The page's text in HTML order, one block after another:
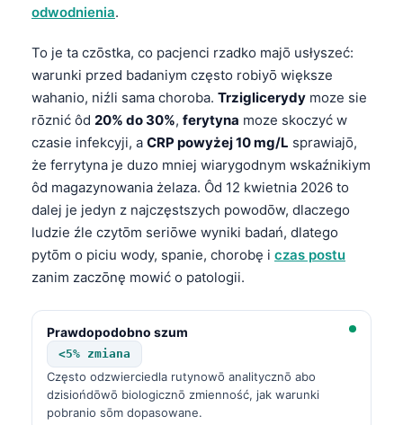
odwodnienia.
To je ta czōstka, co pacjenci rzadko majō usłyszeć:
warunki przed badaniym często robiyō większe
wahanio, niźli sama choroba. Trziglicerydy moze sie
rōznić ôd 20% do 30%, ferytyna moze skoczyć w
czasie infekcyji, a CRP powyżej 10 mg/L sprawiajō,
że ferrytyna je duzo mniej wiarygodnym wskaźnikiym
ôd magazynowania żelaza. Ôd 12 kwietnia 2026 to
dalej je jedyn z najczęstszych powodōw, dlaczego
ludzie źle czytōm seriōwe wyniki badań, dlatego
pytōm o piciu wody, spanie, chorobę i czas postu
zanim zaczōnę mowić o patologii.
Prawdopodobno szum
<5% zmiana
Często odzwierciedla rutynowō analitycznō abo
dzisiońdōwō biologicznō zmienność, jak warunki
pobranio sōm dopasowane.